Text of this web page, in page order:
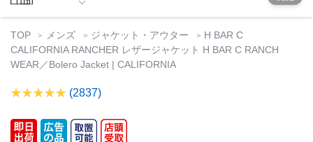
TOP メンズ ジャケット・アウター
H BAR C
CALIFORNIA RANCHER レザージャケット H BAR C RANCH
WEAR／Bolero Jacket | CALIFORNIA
(2837)